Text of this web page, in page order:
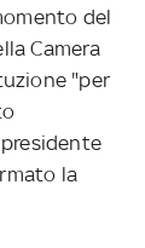
del
Camera
"per
la